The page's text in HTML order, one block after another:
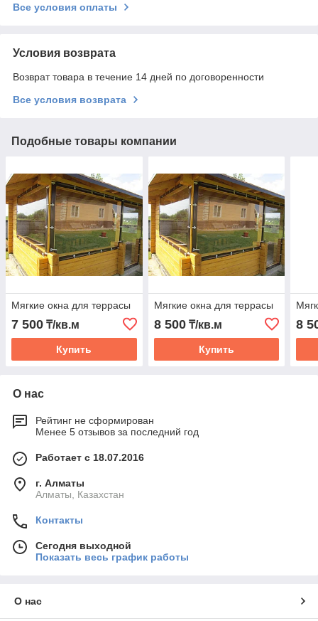
Все условия оплаты
Условия возврата
Возврат товара в течение 14 дней по договоренности
Все условия возврата
Подобные товары компании
Мягкие окна для террасы
7 500 ₸/кв.м
Купить
Мягкие окна для террасы
8 500₸/кв.м
Купить
8
О нас
Рейтинг не сформирован
Менее 5 отзывов за последний год
Работает с 18.07.2016
г. Алматы
Алматы, Казахстан
Контакты
Сегодня выходной
Показать весь график работы
О нас